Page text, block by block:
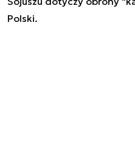
Polski.